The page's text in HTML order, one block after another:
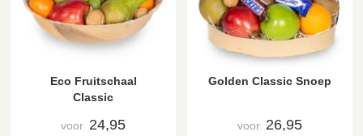
Eco Fruitschaal
Classic
voor 24,95
Golden Classic Snoep
voor 26,95